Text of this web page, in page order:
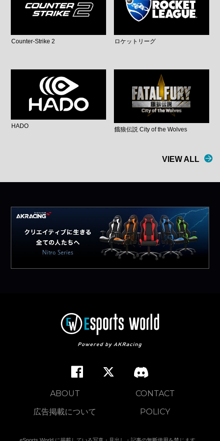
Counter-Strike 2 ロケットリーグ
HADO
餓狼伝説 City of the Wolves
VIEW ALL
ABOUT
CONTACT
広告掲載について
POLICY